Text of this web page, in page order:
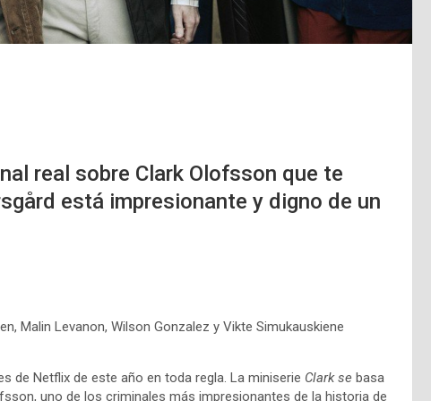
real sobre Clark Olofsson que te
está impresionante y digno de un
Malin Levanon, Wilson Gonzalez y Vikte Simukauskiene
de Netflix de este año en toda regla. La miniserie Clark se basa
uno de los criminales más impresionantes de la historia de